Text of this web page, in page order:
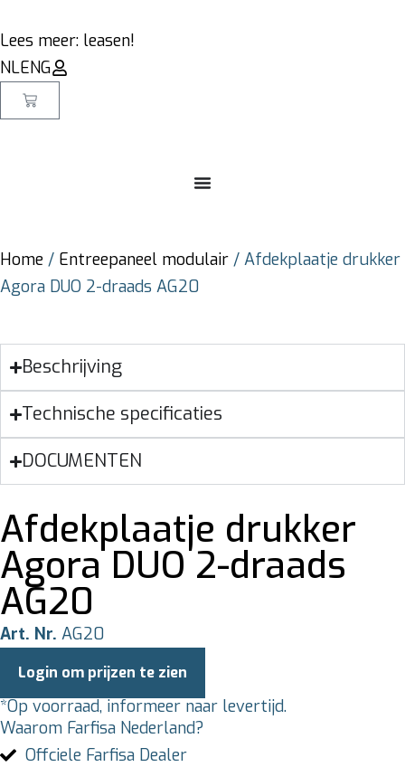
Lees meer: leasen!
NLENG
Home / Entreepaneel modulair / Afdekplaatje drukker
Agora DUO 2-draads AG20
Beschrijving
Technische specificaties
DOCUMENTEN
Afdekplaatje drukker
Agora DUO 2-draads
AG20
Art. Nr. AG20
Login om prijzen te zien
*Op voorraad, informeer naar levertijd.
Waarom Farfisa Nederland?
Offciele Farfisa Dealer